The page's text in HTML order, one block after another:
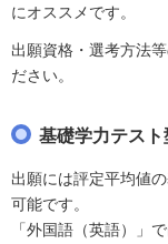
にオススメです。
出願資格・選考方法
ださい。
基礎学力テスト
出願には評定平均値
可能です。
「外国語（英語）」